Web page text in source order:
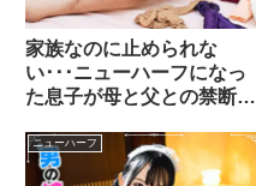
家族なのに止められな
い･･･ニューハーフになっ
た息子が母と父との禁断の
分
ニューハーフ